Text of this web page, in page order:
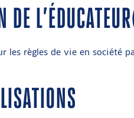
les règles de vie en société